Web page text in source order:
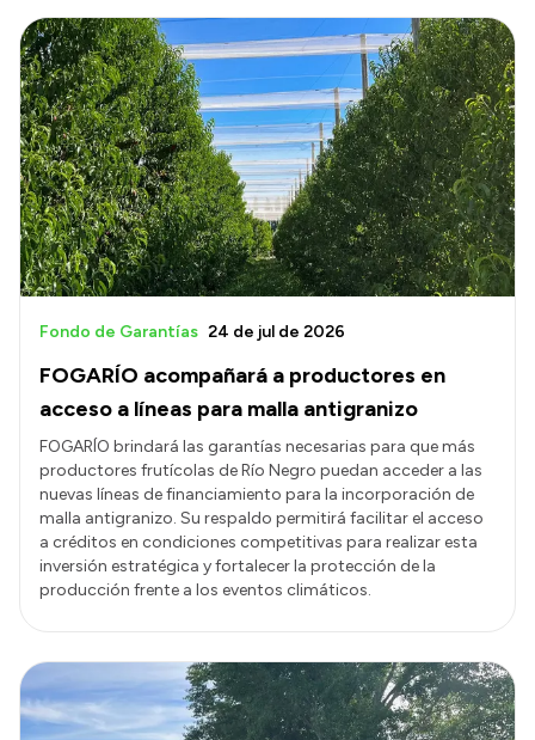
Referentes de prensa
Archivo de noticias
Transparencia
Presupuesto
Boletín Oficial
Compras y licitaciones
Consulta de expedientes
Consulta de pago a proveedores
Convocatorias
Intranet
Login
FOGARÍO acompañará a productores en
acceso a líneas para malla antigranizo
Fondo de Garantías 24 de jul de 2026
FOGARÍO brindará las garantías necesarias para que más
productores frutícolas de Río Negro puedan acceder a las
nuevas líneas de financiamiento para la incorporación de
malla antigranizo. Su respaldo permitirá facilitar el acceso
a créditos en condiciones competitivas para realizar esta
inversión estratégica y fortalecer la protección de la
producción frente a los eventos climáticos.